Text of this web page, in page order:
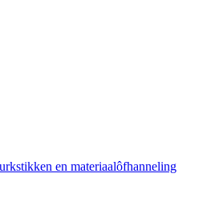
en materiaalôfhanneling